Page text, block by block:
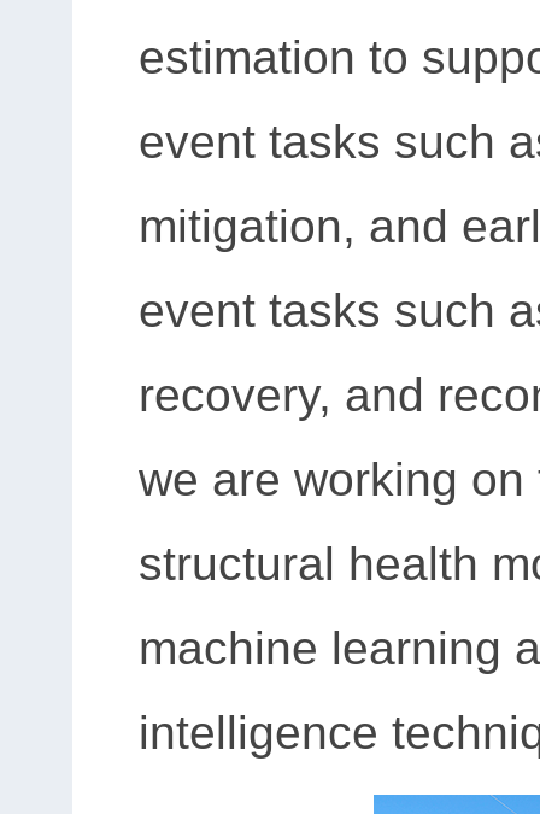
estimation to
event tasks such
mitigation, and
event tasks such
recovery, and
we are working
structural health
machine learning
intelligence